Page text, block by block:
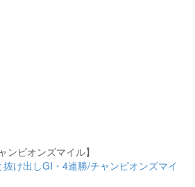
ピオンズマイル】
け出しGI・4連勝/チャンピオンズマイ